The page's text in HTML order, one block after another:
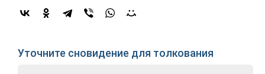
Уточните сновидение для толкования